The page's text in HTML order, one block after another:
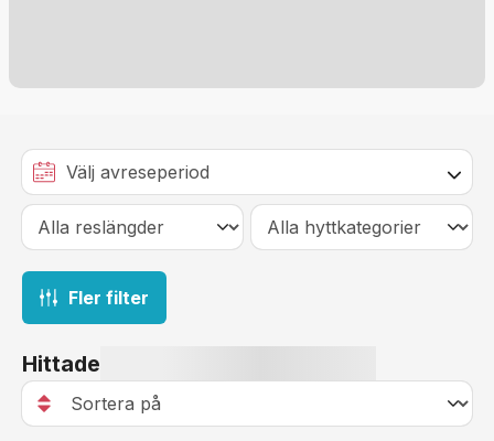
Fler filter
Hittade